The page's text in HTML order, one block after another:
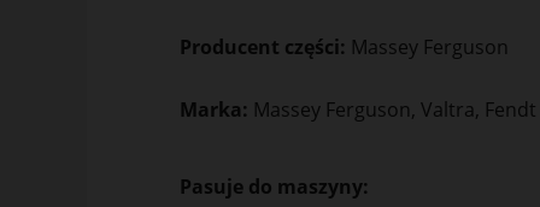
Producent części: Massey Ferguson
Marka: Massey Ferguson, Valtra, Fendt
Pasuje do maszyny: